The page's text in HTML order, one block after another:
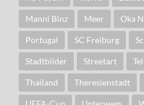
Manni Binz Meer Oka
Portugal SC Freiburg
Stadtbilder Streetart
Thailand Theresienstadt